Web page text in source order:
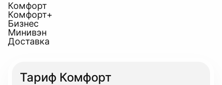
Комфорт
Комфорт+
Бизнес
Минивэн
Доставка
Тариф Комфорт